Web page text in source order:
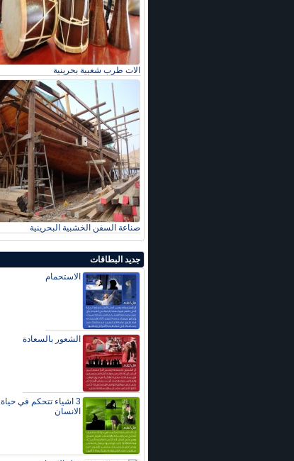
الات طرب شعبية بحرينية
صناعة السفن الخشبية البحرينية
جديد البطاقات
الاستحمام
الشعور بالسعادة
3 اشياء تتحكم في حياة
الانسان